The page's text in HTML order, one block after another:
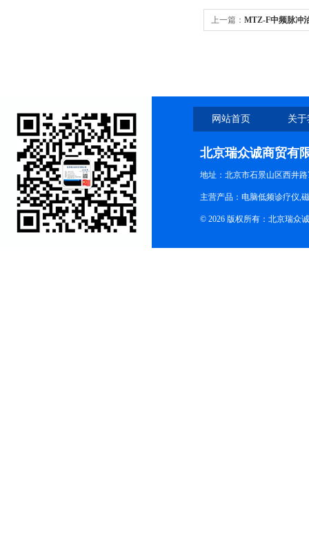
上一篇： MTZ-F中频脉冲
网站首页 关
北京瑞众诚商贸有
地址：北京市石景山区西井路
主营产品：电脑低频诊疗仪,
© 2026 版权所有：北京瑞众